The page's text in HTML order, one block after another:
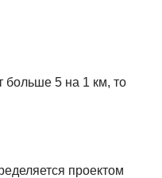
больше 5 на 1 км, то
проектом